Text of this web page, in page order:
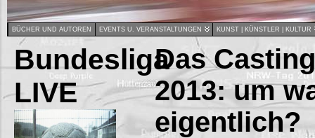
BÜCHER UND AUTOREN EVENTS U. VERANSTALTUNGEN KUNST | KÜNSTLER | KULTUR
Bundesliga
LIVE
Das
2013: um
eigentlich?